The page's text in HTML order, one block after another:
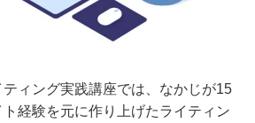
ィング実践講座では、なかじが15
経験を元に作り上げたライティン